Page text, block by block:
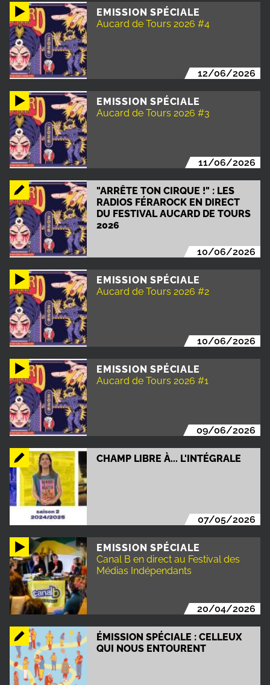
EMISSION SPÉCIALE
Aucard de Tours 2026 #4
12/06/2026
EMISSION SPÉCIALE
Aucard de Tours 2026 #3
11/06/2026
"ARRÊTE TON CIRQUE !" : LES
RADIOS FÉRAROCK EN DIRECT
DU FESTIVAL AUCARD DE TOURS
2026
10/06/2026
EMISSION SPÉCIALE
Aucard de Tours 2026 #2
10/06/2026
EMISSION SPÉCIALE
Aucard de Tours 2026 #1
09/06/2026
CHAMP LIBRE À... L'INTÉGRALE
07/05/2026
EMISSION SPÉCIALE
Canal B en direct au Festival des
Médias Indépendants
20/04/2026
ÉMISSION SPÉCIALE : CELLEUX
QUI NOUS ENTOURENT